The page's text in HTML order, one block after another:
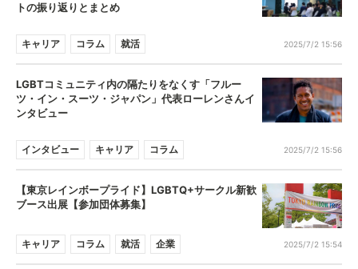
トの振り返りとまとめ
キャリア コラム 就活 2025/7/2 15:56
LGBTコミュニティ内の隔たりをなくす「フルー
ツ・イン・スーツ・ジャパン」代表ローレンさんイ
ンタビュー
インタビュー キャリア コラム 2025/7/2 15:56
【東京レインボープライド】LGBTQ+サークル新歓
ブース出展【参加団体募集】
キャリア コラム 就活 企業 2025/7/2 15:54